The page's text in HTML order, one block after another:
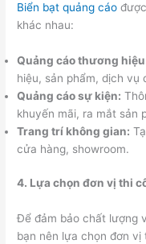
Biển bạt quảng cáo
khác nhau:
Quảng cáo thương
hiệu, sản phẩm, dịch vụ
Quảng cáo sự kiện:
khuyến mãi, ra mắt sản
Trang trí không gian:
cửa hàng, showroom.
4. Lựa chọn đơn vị thi
Để đảm bảo chất lượng
bạn nên lựa chọn đơn